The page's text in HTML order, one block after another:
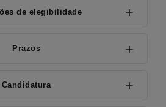
de elegibilidade
Prazos
Candidatura